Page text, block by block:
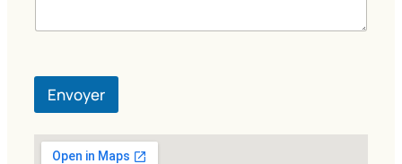
Envoyer